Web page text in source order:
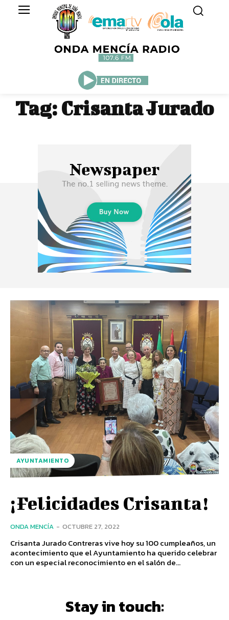
Tag: Crisanta Jurado
AYUNTAMIENTO
¡Felicidades Crisanta!
ONDA MENCÍA - OCTUBRE 27, 2022
Crisanta Jurado Contreras vive hoy su 100 cumpleaños, un
acontecimiento que el Ayuntamiento ha querido celebrar
con un especial reconocimiento en el salón de...
Stay in touch: